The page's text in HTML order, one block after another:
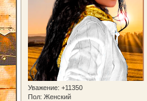
Уважение: +11350
Пол: Женский